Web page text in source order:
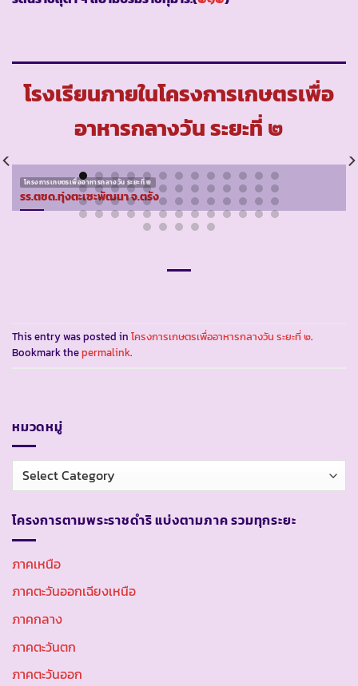
โรงเรียนภายในโครงการเกษตรเพื่อ
อาหารกลางวัน ระยะที่ ๒
โครงการเกษตรเพื่ออาหารกลางวัน ระยะที่ ๒
รร.ตชด.ทุ่งตะเซะพัฒนา จ.ตรัง
This entry was posted in โครงการเกษตรเพื่ออาหารกลางวัน ระยะที่ ๒.
Bookmark thepermalink.
หมวดหมู่
หมวด
หมู่
โครงการตามพระราชดำริ แบ่งตามภาค รวมทุกระยะ
ภาคเหนือ
ภาคตะวันออกเฉียงเหนือ
ภาคกลาง
ภาคตะวันตก
ภาคตะวันออก